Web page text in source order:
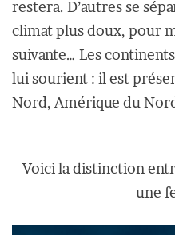
restera. D’autres se
climat plus doux, pour
suivante… Les
lui sourient : il est
Nord, Amérique du
Voici la distinction
une